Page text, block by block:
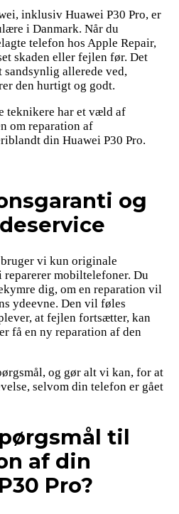
inklusiv Huawei P30 Pro, er
i Danmark. Når du
telefon hos Apple Repair,
skaden eller fejlen før. Det
sandsynlig allerede ved,
den hurtigt og godt.
teknikere har et væld af
om reparation af
din Huawei P30 Pro.
og
vi kun originale
reparerer mobiltelefoner. Du
dig, om en reparation vil
ydeevne. Den vil føles
at fejlen fortsætter, kan
få en ny reparation af den
og gør alt vi kan, for at
selvom din telefon er gået
til
af din
Pro?